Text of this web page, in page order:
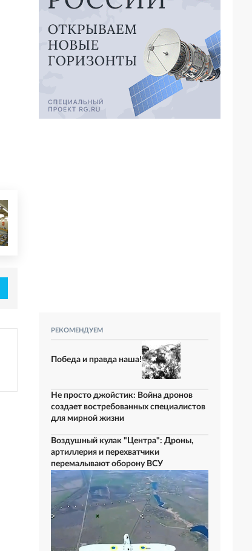
РЕКОМЕНДУЕМ
Победа и правда наша!
Не просто джойстик: Война дронов
создает востребованных специалистов
для мирной жизни
Воздушный кулак "Центра": Дроны,
артиллерия и перехватчики
перемалывают оборону ВСУ